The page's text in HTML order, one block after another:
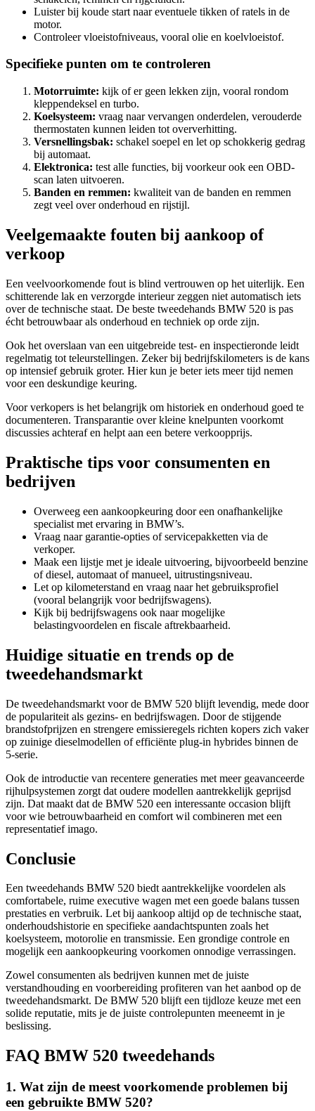
Luister bij koude start naar eventuele tikken of ratels in de
motor.
Controleer vloeistofniveaus, vooral olie en koelvloeistof.
Specifieke punten om te controleren
Motorruimte: kijk of er geen lekken zijn, vooral rondom
kleppendeksel en turbo.
Koelsysteem: vraag naar vervangen onderdelen, verouderde
thermostaten kunnen leiden tot oververhitting.
Versnellingsbak: schakel soepel en let op schokkerig gedrag
bij automaat.
Elektronica: test alle functies, bij voorkeur ook een OBD-
scan laten uitvoeren.
Banden en remmen: kwaliteit van de banden en remmen
zegt veel over onderhoud en rijstijl.
Veelgemaakte fouten bij aankoop of
verkoop
Een veelvoorkomende fout is blind vertrouwen op het uiterlijk. Een
schitterende lak en verzorgde interieur zeggen niet automatisch iets
over de technische staat. De beste tweedehands BMW 520 is pas
écht betrouwbaar als onderhoud en techniek op orde zijn.
Ook het overslaan van een uitgebreide test- en inspectieronde leidt
regelmatig tot teleurstellingen. Zeker bij bedrijfskilometers is de kans
op intensief gebruik groter. Hier kun je beter iets meer tijd nemen
voor een deskundige keuring.
Voor verkopers is het belangrijk om historiek en onderhoud goed te
documenteren. Transparantie over kleine knelpunten voorkomt
discussies achteraf en helpt aan een betere verkoopprijs.
Praktische tips voor consumenten en
bedrijven
Overweeg een aankoopkeuring door een onafhankelijke
specialist met ervaring in BMW’s.
Vraag naar garantie-opties of servicepakketten via de
verkoper.
Maak een lijstje met je ideale uitvoering, bijvoorbeeld benzine
of diesel, automaat of manueel, uitrustingsniveau.
Let op kilometerstand en vraag naar het gebruiksprofiel
(vooral belangrijk voor bedrijfswagens).
Kijk bij bedrijfswagens ook naar mogelijke
belastingvoordelen en fiscale aftrekbaarheid.
Huidige situatie en trends op de
tweedehandsmarkt
De tweedehandsmarkt voor de BMW 520 blijft levendig, mede door
de populariteit als gezins- en bedrijfswagen. Door de stijgende
brandstofprijzen en strengere emissieregels richten kopers zich vaker
op zuinige dieselmodellen of efficiënte plug-in hybrides binnen de
5-serie.
Ook de introductie van recentere generaties met meer geavanceerde
rijhulpsystemen zorgt dat oudere modellen aantrekkelijk geprijsd
zijn. Dat maakt dat de BMW 520 een interessante occasion blijft
voor wie betrouwbaarheid en comfort wil combineren met een
representatief imago.
Conclusie
Een tweedehands BMW 520 biedt aantrekkelijke voordelen als
comfortabele, ruime executive wagen met een goede balans tussen
prestaties en verbruik. Let bij aankoop altijd op de technische staat,
onderhoudshistorie en specifieke aandachtspunten zoals het
koelsysteem, motorolie en transmissie. Een grondige controle en
mogelijk een aankoopkeuring voorkomen onnodige verrassingen.
Zowel consumenten als bedrijven kunnen met de juiste
verstandhouding en voorbereiding profiteren van het aanbod op de
tweedehandsmarkt. De BMW 520 blijft een tijdloze keuze met een
solide reputatie, mits je de juiste controlepunten meeneemt in je
beslissing.
FAQ BMW 520 tweedehands
1. Wat zijn de meest voorkomende problemen bij
een gebruikte BMW 520?